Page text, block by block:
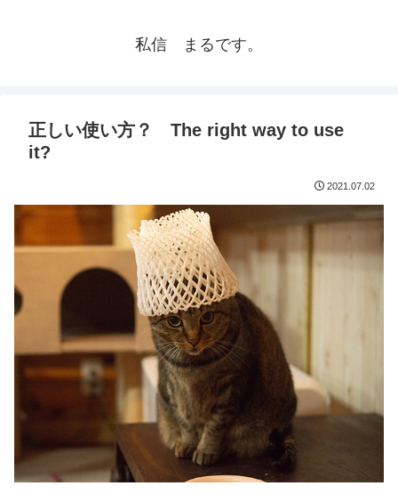
私信 まるです。
正しい使い方？ The right way to use
it?
2021.07.02